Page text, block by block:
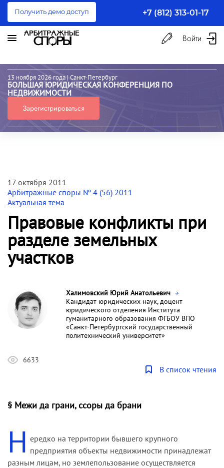
Получить демо доступ +7 (812) 313-01-17
Войти
13 ноября 2026 года | Санкт-Петербург
БОЛЬШАЯ ЮРИДИЧЕСКАЯ КОНФЕРЕНЦИЯ ПО
НЕДВИЖИМОСТИ
Зарегистрироваться
17 октября 2011
Арбитражные споры № 4 (56) 2011
Актуальная тема
Правовые конфликты при
разделе земельных
участков
Халимовский Юрий Анатольевич
Кандидат юридических наук, доцент
юридического отделения Института
гуманитарного образования ФГБОУ ВПО
«Санкт-Петербургский государственный
политехнический университет»
6633
В список чтения
§ Межи да грани, ссоры да брани
Н ередко на территории бывшего крупного
предприятия объекты недвижимости принадлежат
разным лицам, но землепользование осуществляется